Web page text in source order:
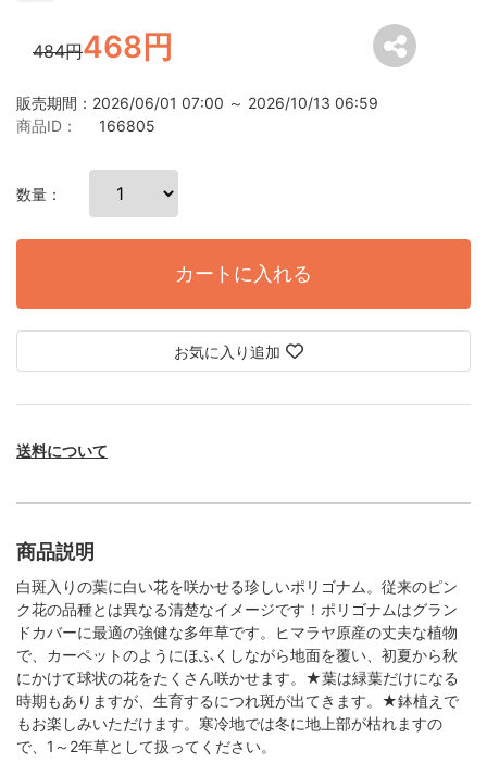
484円468円
販売期間：2026/06/01 07:00 ～ 2026/10/13 06:59
商品ID：
166805
数量：
カートに入れる
お気に入り追加
送料について
商品説明
白斑入りの葉に白い花を咲かせる珍しいポリゴナム。従来のピン
ク花の品種とは異なる清楚なイメージです！ポリゴナムはグラン
ドカバーに最適の強健な多年草です。ヒマラヤ原産の丈夫な植物
で、カーペットのようにほふくしながら地面を覆い、初夏から秋
にかけて球状の花をたくさん咲かせます。★葉は緑葉だけになる
時期もありますが、生育するにつれ斑が出てきます。★鉢植えで
もお楽しみいただけます。寒冷地では冬に地上部が枯れますの
で、1～2年草として扱ってください。